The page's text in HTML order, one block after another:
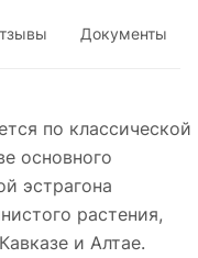
Документы
по классической
основного
эстрагона
растения,
и Алтае.